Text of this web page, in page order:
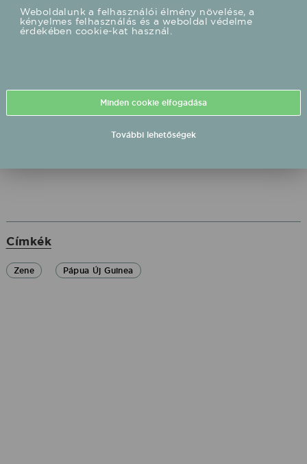
zene, amely az emberi
kultúrák központi eleme
szerte a világon. De az
egy kutatásból, amelyet a
lektorált, nyílt hozzáférésű
folyóiratban, PLoS One-ban
tettek közzé.
Címkék
Zene Pápua Új Guinea
Weboldalunk a felhasználói élmény növelése, a
kényelmes felhasználás és a weboldal védelme
érdekében cookie-kat használ.
Minden cookie elfogadása
További lehetőségek